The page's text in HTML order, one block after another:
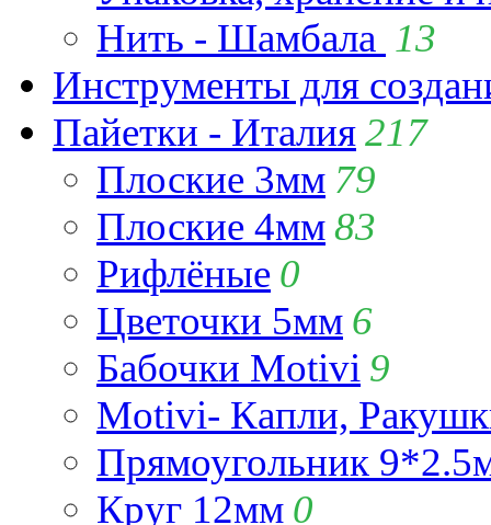
Нить - Шамбала 13
Инструменты для
Пайетки - Италия217
Плоские 3мм 79
Плоские 4мм83
Рифлёные 0
Цветочки 5мм 6
Бабочки Motivi 9
Motivi- Капли,
Прямоугольник
Круг 12мм 0